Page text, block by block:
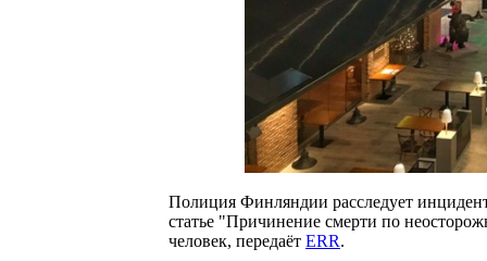
Полиция Финляндии расследует
статье "Причинение смерти по
человек, передаёт ERR.